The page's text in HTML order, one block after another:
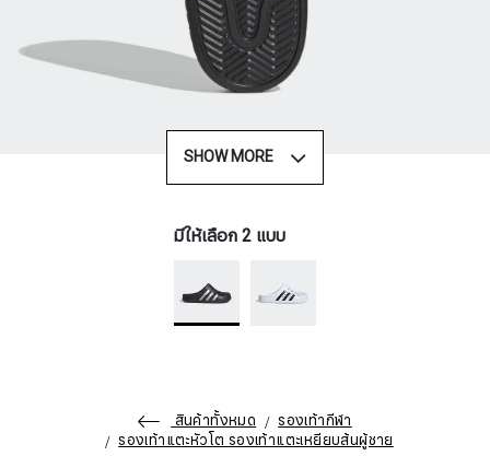
SHOW MORE
มีให้เลือก 2 แบบ
สินค้าทั้งหมด
รองเท้ากีฬา
รองเท้าแตะหัวโต รองเท้าแตะเหยียบส้นผู้ชาย